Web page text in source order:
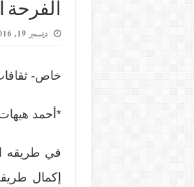
الفرحة
ديسمبر 19, 2016
خاص-
*أحمد
في طريقه
إكمال